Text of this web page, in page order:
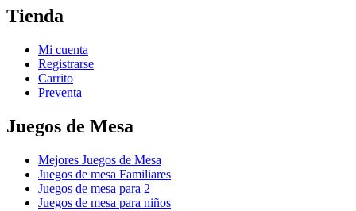
Tienda
Mi cuenta
Registrarse
Carrito
Preventa
Juegos de Mesa
Mejores Juegos de Mesa
Juegos de mesa Familiares
Juegos de mesa para 2
Juegos de mesa para niños